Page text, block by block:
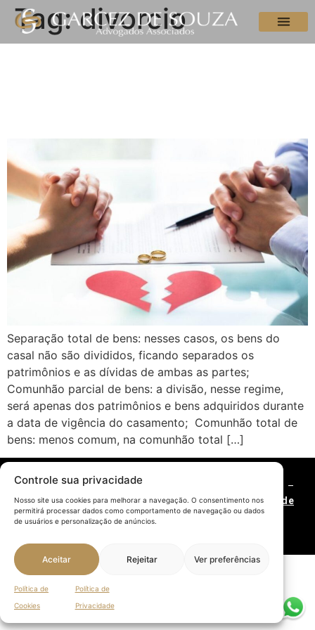
Controle sua privacidade
Nosso site usa cookies para melhorar a navegação. O consentimento nos
permitirá processar dados como comportamento de navegação ou dados
de usuários e personalização de anúncios.
Aceitar Rejeitar Ver preferências
Política de
Cookies
Política de
Privacidade
Tag:divorcio
Separação total de bens: nesses casos, os bens do
casal não são divididos, ficando separados os
patrimônios e as dívidas de ambas as partes;
Comunhão parcial de bens: a divisão, nesse regime,
será apenas dos patrimônios e bens adquiridos durante
a data de vigência do casamento; Comunhão total de
bens: menos comum, na comunhão total […]
©2021 GARCEZ DE SOUZA – Advogados associados –
OAB/RS 3.017. |Política de Privacidade|Política de
Cookies| Todos os direitos reservados – ByVulpine